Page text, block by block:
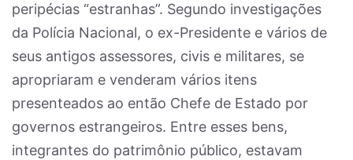
peripécias “estranhas”. Segundo investigações
da Polícia Nacional, o ex-Presidente e vários de
seus antigos assessores, civis e militares, se
apropriaram e venderam vários itens
presenteados ao então Chefe de Estado por
governos estrangeiros. Entre esses bens,
integrantes do patrimônio público, estavam